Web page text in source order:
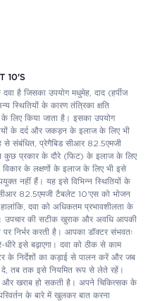
10'S
है जिसका उपयोग मधुमेह, दाद (हर्पीज
स्थितियों के कारण तंत्रिका क्षति
के लिए किया जाता है। इसका उपयोग
के दर्द और जकड़न के इलाज के लिए भी
से संबंधित, प्रेगैबिड सीआर 82.5एमजी
प्रकार के दौरे (फिट) के इलाज के लिए
के लक्षणों के इलाज के लिए भी इसे
नहीं हैं। यह इसे विभिन्न स्थितियों के
सीआर 82.5एमजी टैबलेट 10'एस को भोजन
दवा को अधिकतम प्रभावशीलता के
उपचार की सटीक खुराक और अवधि आपकी
पर निर्भर करती है। आपका डॉक्टर संभवतः
इसे बढ़ाएगा। दवा को ठीक से काम
निर्देशों का कड़ाई से पालन करें और जब
तब तक इसे नियमित रूप से लेते रहें।
और खराब हो सकती है। अपने चिकित्सक के
के बारे में खुलकर बात करना